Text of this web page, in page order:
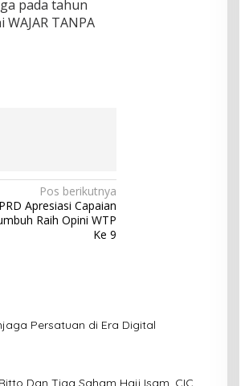
pada tahun
TANPA
Pos berikutnya
Apresiasi Capaian
Raih Opini WTP
Ke 9
Persatuan di Era Digital
Dan Tiga Saham Haji Isam, CIC